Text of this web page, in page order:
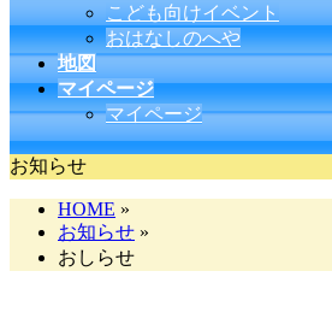
こども向けイベント
おはなしのへや
地図
マイページ
マイページ
お知らせ
HOME »
お知らせ »
おしらせ